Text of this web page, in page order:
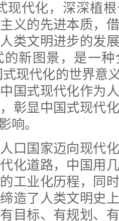
现代化，深深植
义的先进本质，
类文明进步的发
新图景，是一
式现代化的世界意
国式现代化作为
彰显中国式现代
响。
国家迈向现代化
化道路，中国用
工业化历程，同
造了人类文明史
目标、有规划、